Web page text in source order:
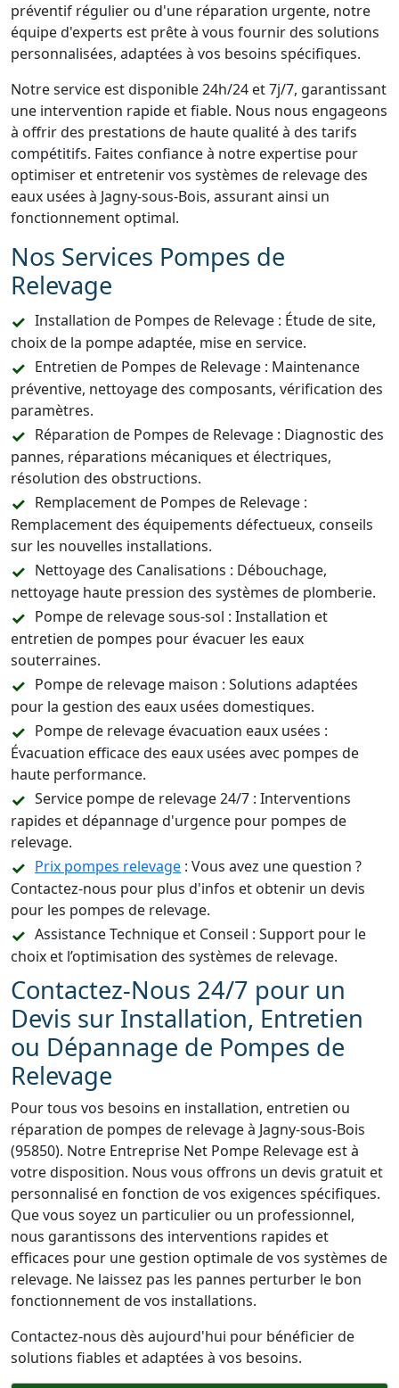
préventif régulier ou d'une réparation urgente, notre
équipe d'experts est prête à vous fournir des solutions
personnalisées, adaptées à vos besoins spécifiques.
Notre service est disponible 24h/24 et 7j/7, garantissant
une intervention rapide et fiable. Nous nous engageons
à offrir des prestations de haute qualité à des tarifs
compétitifs. Faites confiance à notre expertise pour
optimiser et entretenir vos systèmes de relevage des
eaux usées à Jagny-sous-Bois, assurant ainsi un
fonctionnement optimal.
Nos Services Pompes de
Relevage
Installation de Pompes de Relevage : Étude de site,
choix de la pompe adaptée, mise en service.
Entretien de Pompes de Relevage : Maintenance
préventive, nettoyage des composants, vérification des
paramètres.
Réparation de Pompes de Relevage : Diagnostic des
pannes, réparations mécaniques et électriques,
résolution des obstructions.
Remplacement de Pompes de Relevage :
Remplacement des équipements défectueux, conseils
sur les nouvelles installations.
Nettoyage des Canalisations : Débouchage,
nettoyage haute pression des systèmes de plomberie.
Pompe de relevage sous-sol : Installation et
entretien de pompes pour évacuer les eaux
souterraines.
Pompe de relevage maison : Solutions adaptées
pour la gestion des eaux usées domestiques.
Pompe de relevage évacuation eaux usées :
Évacuation efficace des eaux usées avec pompes de
haute performance.
Service pompe de relevage 24/7 : Interventions
rapides et dépannage d'urgence pour pompes de
relevage.
Prix pompes relevage : Vous avez une question ?
Contactez-nous pour plus d'infos et obtenir un devis
pour les pompes de relevage.
Assistance Technique et Conseil : Support pour le
choix et l’optimisation des systèmes de relevage.
Contactez-Nous 24/7 pour un
Devis sur Installation, Entretien
ou Dépannage de Pompes de
Relevage
Pour tous vos besoins en installation, entretien ou
réparation de pompes de relevage à Jagny-sous-Bois
(95850). Notre Entreprise Net Pompe Relevage est à
votre disposition. Nous vous offrons un devis gratuit et
personnalisé en fonction de vos exigences spécifiques.
Que vous soyez un particulier ou un professionnel,
nous garantissons des interventions rapides et
efficaces pour une gestion optimale de vos systèmes de
relevage. Ne laissez pas les pannes perturber le bon
fonctionnement de vos installations.
Contactez-nous dès aujourd'hui pour bénéficier de
solutions fiables et adaptées à vos besoins.